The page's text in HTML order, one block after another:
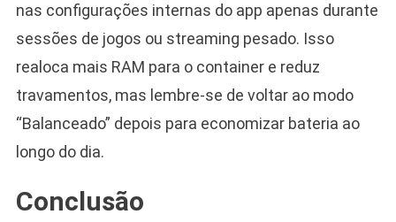
nas configurações internas do app apenas durante
sessões de jogos ou streaming pesado. Isso
realoca mais RAM para o container e reduz
travamentos, mas lembre-se de voltar ao modo
“Balanceado” depois para economizar bateria ao
longo do dia.
Conclusão